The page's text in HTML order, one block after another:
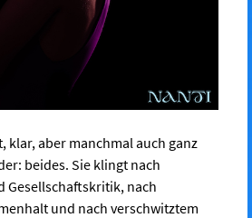
klar, aber manchmal auch ganz
beides. Sie klingt nach
Gesellschaftskritik, nach
und nach verschwitztem